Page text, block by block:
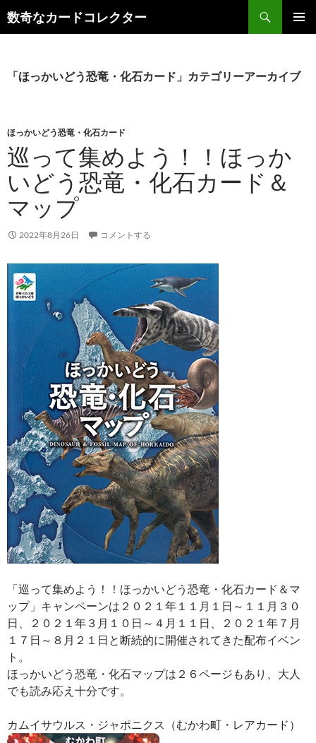
ン
キ
ッ
数奇なカードコレクター
検
索
「ほっかいどう恐竜・化石カード」カテゴリーアーカイブ
ほっかいどう恐竜・化石カード
巡って集めよう！！ほっか
いどう恐竜・化石カード＆
マップ
2022年8月26日 コメントする
「巡って集めよう！！ほっかいどう恐竜・化石カード＆マ
ップ」キャンペーンは２０２１年１１月１日～１１月３０
日、２０２１年３月１０日～４月１１日、２０２１年７月
１７日～８月２１日と断続的に開催されてきた配布イベン
ト。
ほっかいどう恐竜・化石マップは２６ページもあり、大人
でも読み応え十分です。
カムイサウルス・ジャポニクス（むかわ町・レアカード）